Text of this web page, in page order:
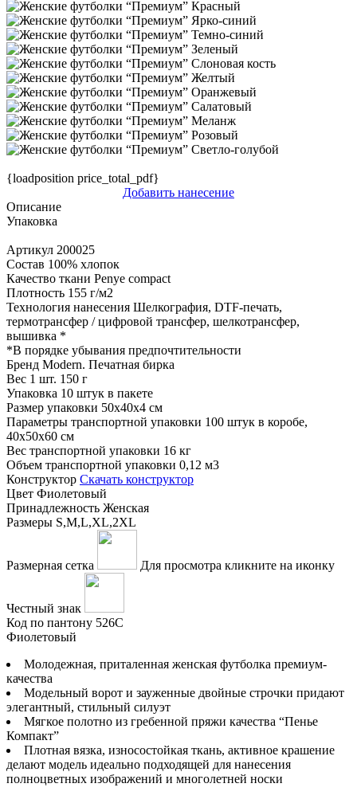
{loadposition price_total_pdf}
Добавить нанесение
Описание
Упаковка
Артикул 200025
Состав 100% хлопок
Качество ткани Penye compact
Плотность 155 г/м2
Технология нанесения Шелкография, DTF-печать,
термотрансфер / цифровой трансфер, шелкотрансфер,
вышивка *
*В порядке убывания предпочтительности
Бренд Modern. Печатная бирка
Вес 1 шт. 150 г
Упаковка 10 штук в пакете
Размер упаковки 50х40х4 см
Параметры транспортной упаковки 100 штук в коробе,
40x50x60 см
Вес транспортной упаковки 16 кг
Объем транспортной упаковки 0,12 м3
Конструктор Скачать конструктор
Цвет Фиолетовый
Принадлежность Женская
Размеры S,M,L,XL,2XL
Размерная сетка Для просмотра кликните на иконку
Честный знак
Код по пантону 526C
Фиолетовый
Молодежная, приталенная женская футболка премиум-
качества
Модельный ворот и зауженные двойные строчки придают
элегантный, стильный силуэт
Мягкое полотно из гребенной пряжи качества “Пенье
Компакт”
Плотная вязка, износостойкая ткань, активное крашение
делают модель идеально подходящей для нанесения
полноцветных изображений и многолетней носки